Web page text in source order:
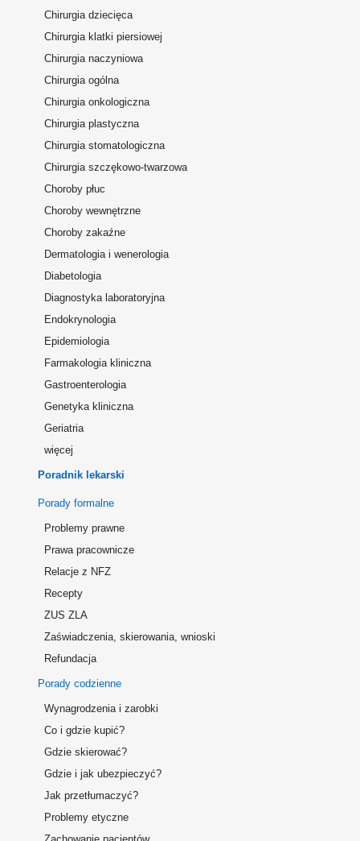
Chirurgia dziecięca
Chirurgia klatki piersiowej
Chirurgia naczyniowa
Chirurgia ogólna
Chirurgia onkologiczna
Chirurgia plastyczna
Chirurgia stomatologiczna
Chirurgia szczękowo-twarzowa
Choroby płuc
Choroby wewnętrzne
Choroby zakaźne
Dermatologia i wenerologia
Diabetologia
Diagnostyka laboratoryjna
Endokrynologia
Epidemiologia
Farmakologia kliniczna
Gastroenterologia
Genetyka kliniczna
Geriatria
więcej
Poradnik lekarski
Porady formalne
Problemy prawne
Prawa pracownicze
Relacje z NFZ
Recepty
ZUS ZLA
Zaświadczenia, skierowania, wnioski
Refundacja
Porady codzienne
Wynagrodzenia i zarobki
Co i gdzie kupić?
Gdzie skierować?
Gdzie i jak ubezpieczyć?
Jak przetłumaczyć?
Problemy etyczne